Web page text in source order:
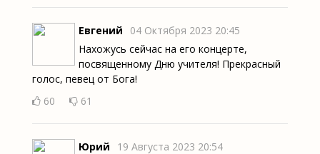
Евгений
04 Октября 2023 20:45
Нахожусь сейчас на его концерте,
посвященному Дню учителя! Прекрасный
голос, певец от Бога!
60
61
Юрий
19 Августа 2023 20:54